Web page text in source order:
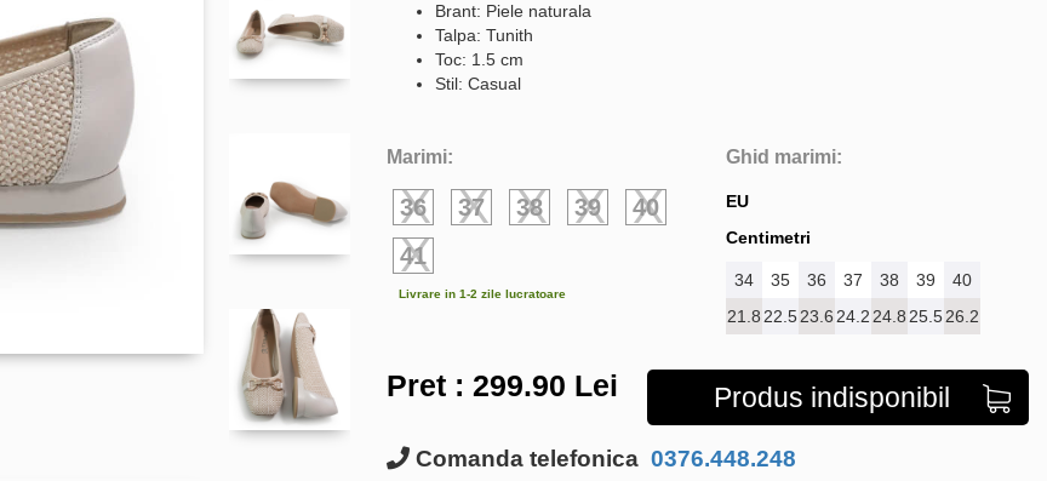
Brant: Piele naturala
Talpa: Tunith
Toc: 1.5 cm
Stil: Casual
Marimi:
36 37 38 39
40
41
Livrare in 1-2 zile lucratoare
Ghid marimi:
EU
Centimetri
34 35 36 37 38 39
40
21.8 22.523.6 24.2 24.8 25.526.2
Pret : 299.90 Lei Produs indisponibil
Comanda telefonica 0376.448.248